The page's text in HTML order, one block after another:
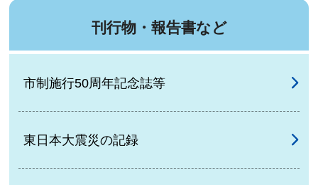
刊行物・報告書など
市制施行50周年記念誌等
東日本大震災の記録